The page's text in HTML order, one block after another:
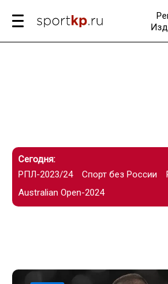
Сегодня:
РПЛ-2023/24
Спорт без России
Australian Open-2024